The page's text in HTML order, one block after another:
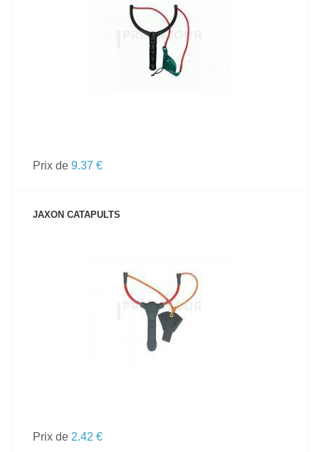
VOIR LE PRODUIT
Prix de 9.37 €
JAXON CATAPULTS
VOIR LE PRODUIT
Prix de 2.42 €